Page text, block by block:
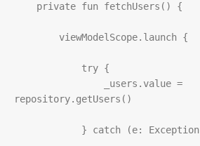
private fun fetchUsers () {
viewModelScope. launch {
try {
_users . value =
repository. getUsers ()
            }
catch (e: Exception